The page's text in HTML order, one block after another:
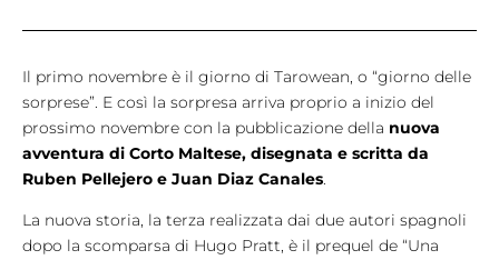
Il primo novembre è il giorno di Tarowean, o “giorno delle
sorprese”. E così la sorpresa arriva proprio a inizio del
prossimo novembre con la pubblicazione della nuova
avventura di Corto Maltese, disegnata e scritta da
Ruben Pellejero e Juan Diaz Canales.
La nuova storia, la terza realizzata dai due autori spagnoli
dopo la scomparsa di Hugo Pratt, è il prequel de “Una